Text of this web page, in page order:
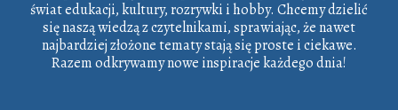
świat edukacji, kultury, rozrywki i hobby. Chcemy dzielić
się naszą wiedzą z czytelnikami, sprawiając, że nawet
najbardziej złożone tematy stają się proste i ciekawe.
Razem odkrywamy nowe inspiracje każdego dnia!